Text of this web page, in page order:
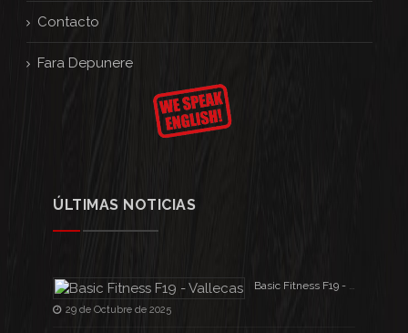
Contacto
Fara Depunere
ÚLTIMAS NOTICIAS
Basic Fitness F19 - Vallecas
29 de Octubre de 2025